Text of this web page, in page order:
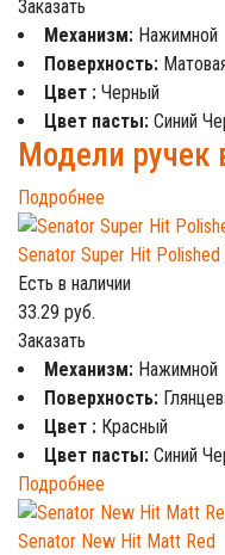
Заказать
Механизм: Нажимной
Поверхность:
Цвет : Черный
Цвет пасты: Синий
Модели ручек
Подробнее
Senator Super Hit Polished
Есть в наличии
33.29 руб.
Заказать
Механизм: Нажимной
Поверхность:
Цвет : Красный
Цвет пасты: Синий
Подробнее
Senator New Hit Matt Red